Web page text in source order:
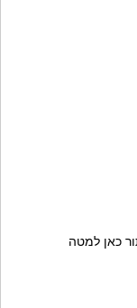
כאן למטה